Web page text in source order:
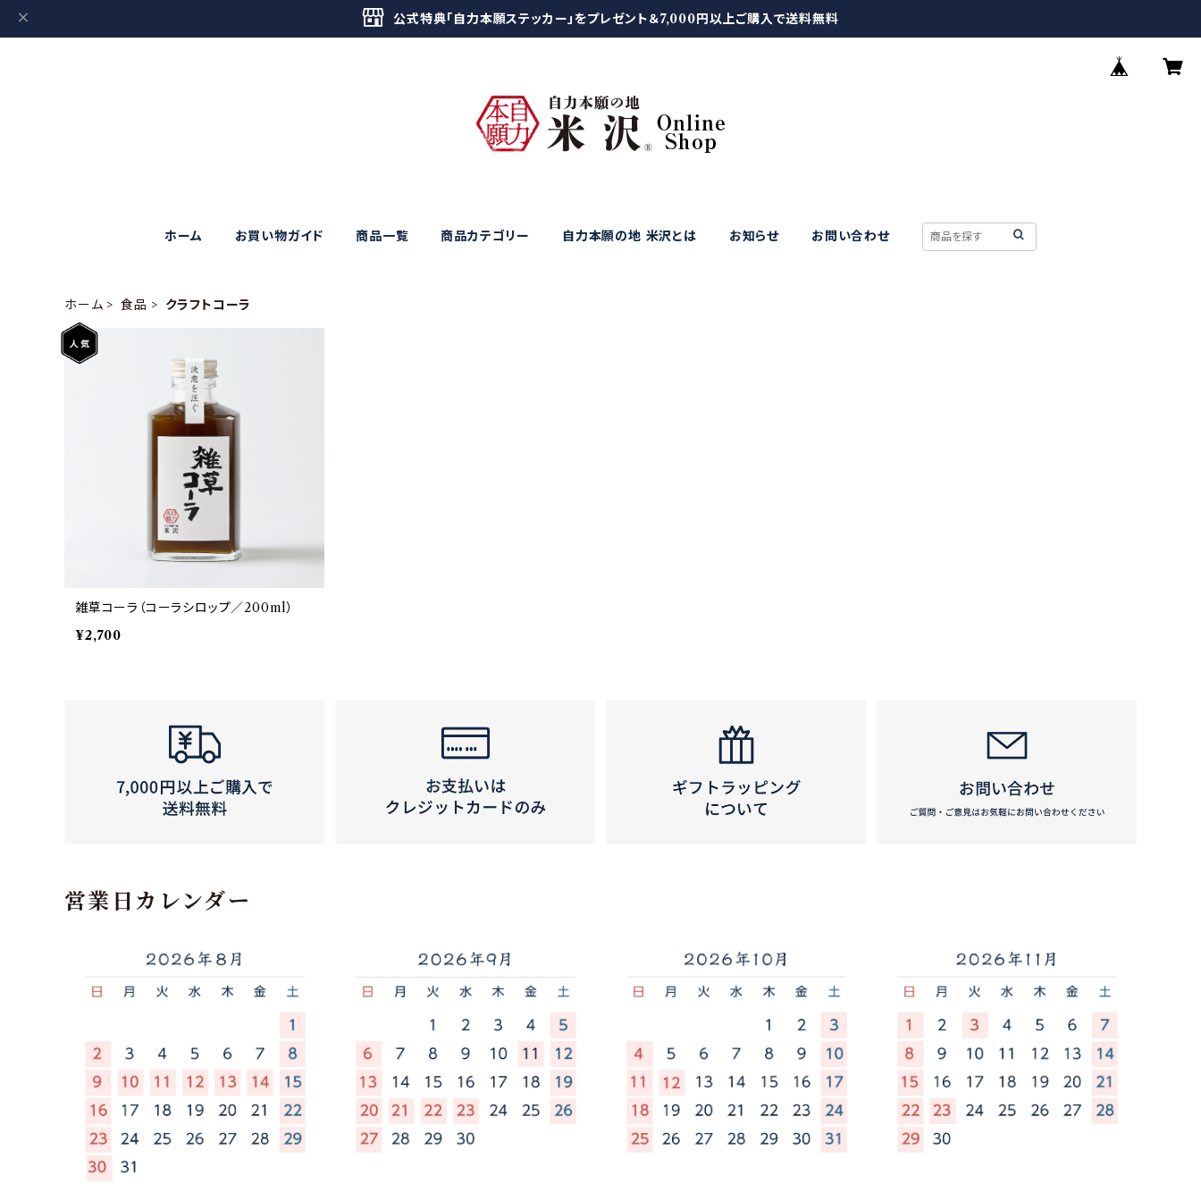
公式特典「自力本願ステッカー」をプレゼント＆7,000円以上ご購入で送料無料
ホーム お買い物ガイド 商品一覧 商品カテゴリー 自力本願の地 米沢とは お知らせ お問い合わせ
ホーム 食品 クラフトコーラ
雑草コーラ（コーラシロップ／200ml）
¥2,700
営業日カレンダー